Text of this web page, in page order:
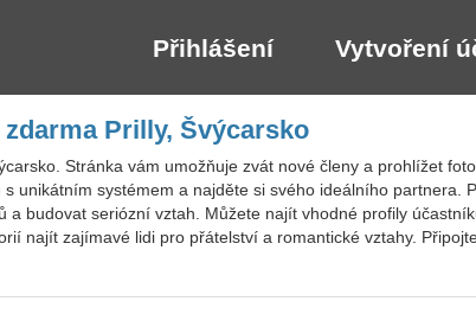
Přihlášení Vytvoření
Prilly, Švýcarsko
Stránka vám umožňuje zvát nové členy a prohlížet
unikátním systémem a najděte si svého ideálního partnera.
budovat seriózní vztah. Můžete najít vhodné profily
najít zajímavé lidi pro přátelství a romantické vztahy.